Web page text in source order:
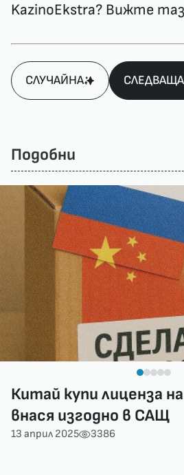
KazinoEkstra? Вижте
СЛУЧАЙНА СЛЕДВАЩА
Подобни
Китай купи лиценза
внася изгодно в САЩ
13 април 2025 3386